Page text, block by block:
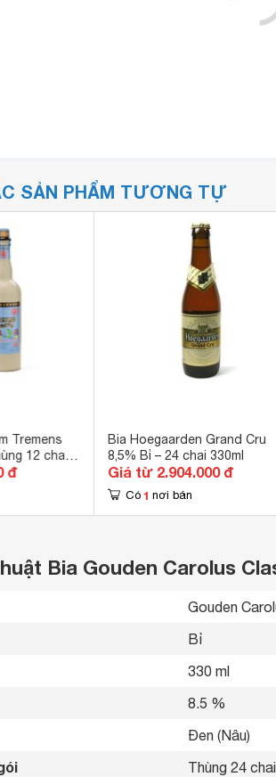
SẢN PHẨM TƯƠNG TỰ
Tremens
12 chai
thùng
đ
Bia Hoegaarden Grand Cru
8,5% Bỉ – 24 chai 330ml
Giá từ 2.904.000 đ
Có 1 nơi bán
Bia Gouden Carolus
Gouden
Bỉ
330 ml
8.5 %
Đen (Nâu)
Thùng 24